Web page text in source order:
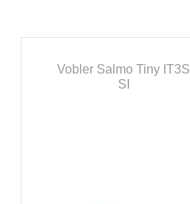
Vobler Salmo Tiny IT3S
SI